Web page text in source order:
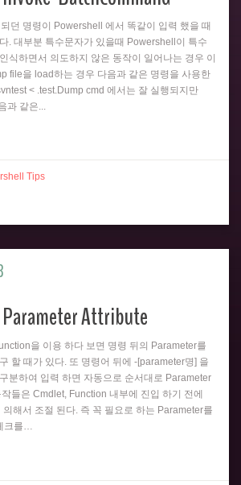
던 명령이 Powershell 에서 똑같이 입력 했을 때
. 대부분 특수문자가 있을때 Powershell이 특수
식하면서 의도하지 않은 동작이 일어나는 경우 이
file을 load하는 경우 다음과 같은 명령을 사용한
< .test.Dump cmd 에서는 잘 실행되지만
과 같은...
Tips
Attribute
을 이용 하다 보면 명령 뒤의 Parameter를
할 때가 있다. 또 명령어 뒤에 -[parameter명] 을
분하여 입력 하면 자동으로 순서대로 Parameter
들은 Cmdlet, Function 내부에 진입 하기 전에
의해서 조절 된다. 즉 꼭 필요로 하는 Parameter를
크를…